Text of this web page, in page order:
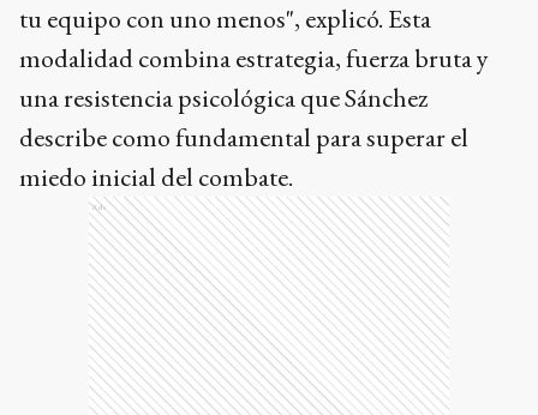
tu equipo con uno menos", explicó. Esta
modalidad combina estrategia, fuerza bruta y
una resistencia psicológica que Sánchez
describe como fundamental para superar el
miedo inicial del combate.
Ads